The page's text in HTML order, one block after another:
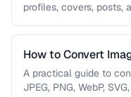
profiles, covers, posts,
How to Convert
A practical guide to
JPEG, PNG, WebP,